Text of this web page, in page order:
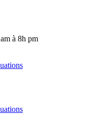
à 8h pm